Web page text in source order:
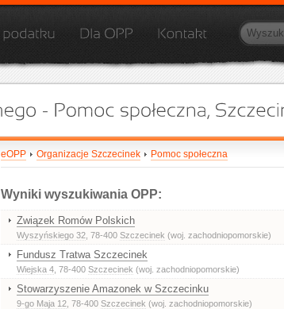
eOPP Organizacje Szczecinek Pomoc społeczna
Wyniki wyszukiwania OPP:
Związek Romów Polskich
Wyszyńskiego 32 , 78-400 Szczecinek (woj. zachodniopomorskie)
Fundusz Tratwa Szczecinek
Wiejska 4 , 78-400 Szczecinek (woj. zachodniopomorskie)
Stowarzyszenie Amazonek w Szczecinku
9-go Maja 12 , 78-400 Szczecinek (woj. zachodniopomorskie)